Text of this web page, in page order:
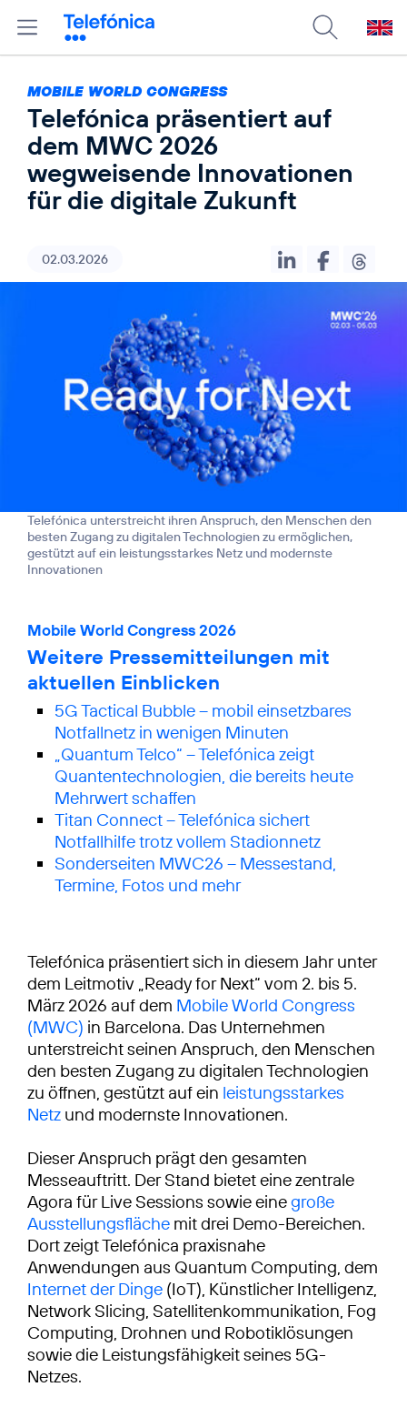
MOBILE WORLD CONGRESS
Telefónica präsentiert auf
dem MWC 2026
wegweisende Innovationen
für die digitale Zukunft
02.03.2026
Telefónica unterstreicht ihren Anspruch, den Menschen den
besten Zugang zu digitalen Technologien zu ermöglichen,
gestützt auf ein leistungsstarkes Netz und modernste
Innovationen
Mobile World Congress 2026
Weitere Pressemitteilungen mit
aktuellen Einblicken
5G Tactical Bubble – mobil einsetzbares
Notfallnetz in wenigen Minuten
„Quantum Telco“ – Telefónica zeigt
Quanten­technologien, die bereits heute
Mehrwert schaffen
Titan Connect – Telefónica sichert
Notfallhilfe trotz vollem Stadionnetz
Sonderseiten MWC26 – Messestand,
Termine, Fotos und mehr
Telefónica präsentiert sich in diesem Jahr unter
dem Leitmotiv „Ready for Next“ vom 2. bis 5.
März 2026 auf dem Mobile World Congress
(MWC) in Barcelona. Das Unternehmen
unterstreicht seinen Anspruch, den Menschen
den besten Zugang zu digitalen Technologien
zu öffnen, gestützt auf ein leistungsstarkes
Netz und modernste Innovationen.
Dieser Anspruch prägt den gesamten
Messeauftritt. Der Stand bietet eine zentrale
Agora für Live Sessions sowie einegroße
Ausstellungsfläche mit drei Demo-Bereichen.
Dort zeigt Telefónica praxisnahe
Anwendungen aus Quantum Computing, dem
Internet der Dinge (IoT), Künstlicher Intelligenz,
Network Slicing, Satellitenkommunikation, Fog
Computing, Drohnen und Robotiklösungen
sowie die Leistungsfähigkeit seines 5G-
Netzes.